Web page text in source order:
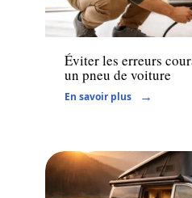
Actu
Éviter les erreurs
un pneu de voiture
En savoir plus